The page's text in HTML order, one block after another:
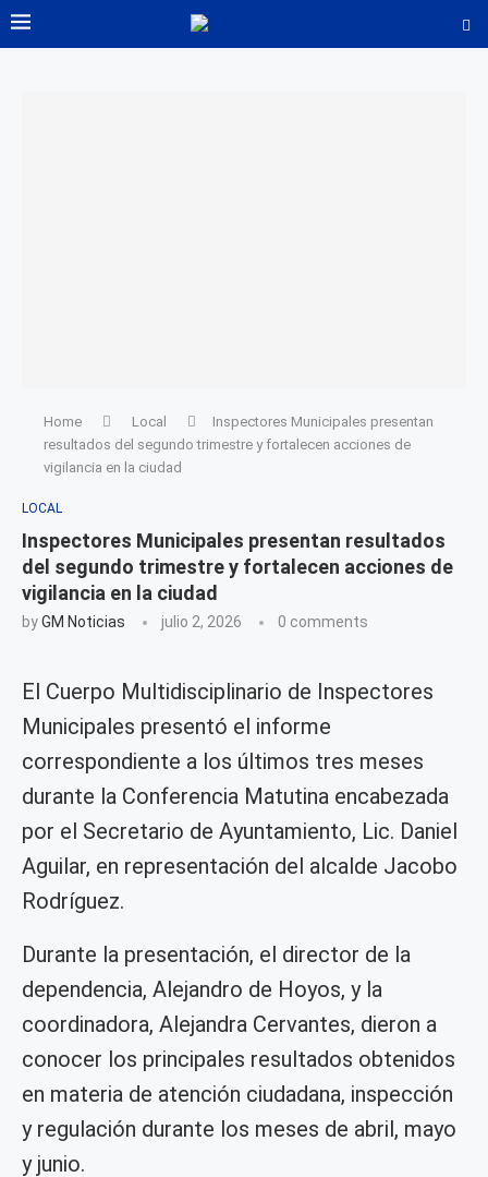
Home Local
Inspectores Municipales presentan
resultados del segundo trimestre y fortalecen acciones de
vigilancia en la ciudad
LOCAL
Inspectores Municipales presentan resultados
del segundo trimestre y fortalecen acciones de
vigilancia en la ciudad
byGM Noticias julio 2, 2026 0 comments
El Cuerpo Multidisciplinario de Inspectores
Municipales presentó el informe
correspondiente a los últimos tres meses
durante la Conferencia Matutina encabezada
por el Secretario de Ayuntamiento, Lic. Daniel
Aguilar, en representación del alcalde Jacobo
Rodríguez.
Durante la presentación, el director de la
dependencia, Alejandro de Hoyos, y la
coordinadora, Alejandra Cervantes, dieron a
conocer los principales resultados obtenidos
en materia de atención ciudadana, inspección
y regulación durante los meses de abril, mayo
y junio.